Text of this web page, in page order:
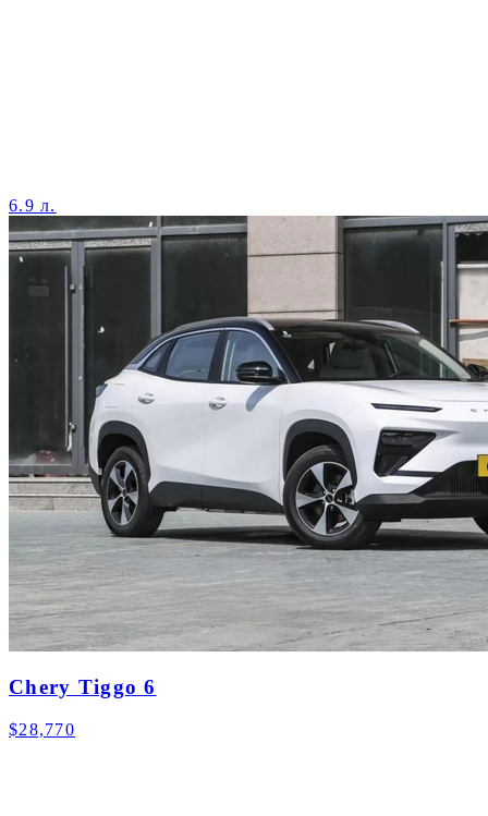
6.9 л.
Chery Tiggo 6
$28,770